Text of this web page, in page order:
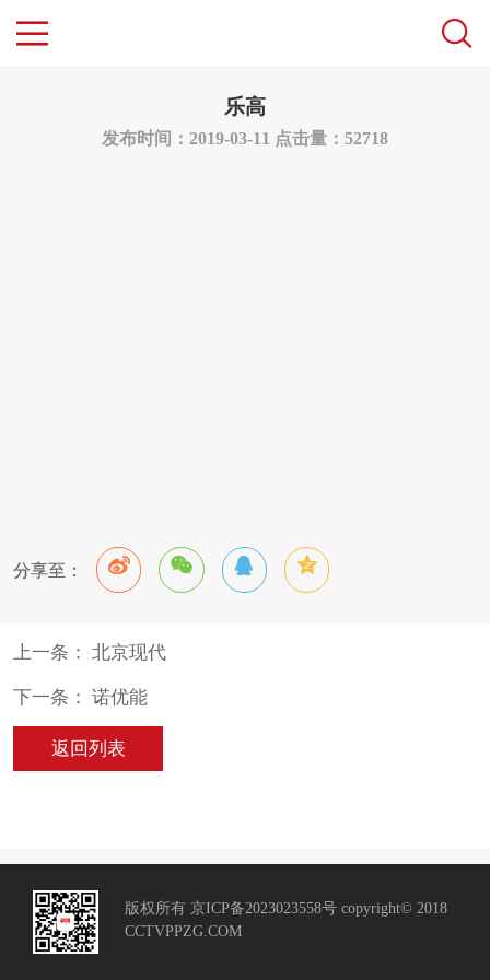
乐高
发布时间：2019-03-11 点击量：52718
分享至：
上一条： 北京现代
下一条： 诺优能
返回列表
版权所有 京ICP备2023023558号 copyright© 2018
CCTVPPZG.COM